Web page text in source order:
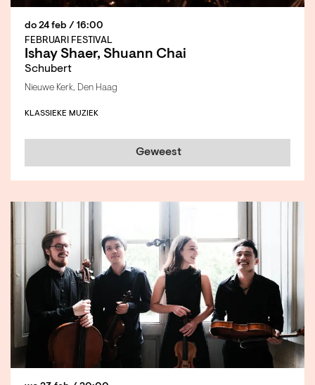
Ishay Shaer, Shuann Chai
Schubert
FEBRUARI FESTIVAL
do 24 feb / 16:00
Nieuwe Kerk, Den Haag
KLASSIEKE MUZIEK
Geweest